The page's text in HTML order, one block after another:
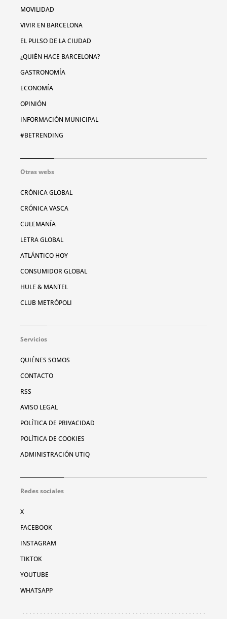
MOVILIDAD
VIVIR EN BARCELONA
EL PULSO DE LA CIUDAD
¿QUIÉN HACE BARCELONA?
GASTRONOMÍA
ECONOMÍA
OPINIÓN
INFORMACIÓN MUNICIPAL
#BETRENDING
Otras webs
CRÓNICA GLOBAL
CRÓNICA VASCA
CULEMANÍA
LETRA GLOBAL
ATLÁNTICO HOY
CONSUMIDOR GLOBAL
HULE & MANTEL
CLUB METRÓPOLI
Servicios
QUIÉNES SOMOS
CONTACTO
RSS
AVISO LEGAL
POLÍTICA DE PRIVACIDAD
POLÍTICA DE COOKIES
ADMINISTRACIÓN UTIQ
Redes sociales
X
FACEBOOK
INSTAGRAM
TIKTOK
YOUTUBE
WHATSAPP